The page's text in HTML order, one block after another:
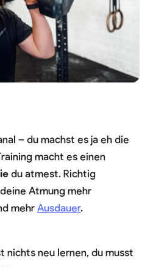
– du machst es ja eh die
macht es einen
du atmest. Richtig
Atmung mehr
mehr Ausdauer.
nichts neu lernen, du musst